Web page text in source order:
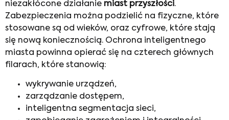
niezakłócone działanie miast przyszłości.
Zabezpieczenia można podzielić na fizyczne, które
stosowane są od wieków, oraz cyfrowe, które stają
się nową koniecznością. Ochrona inteligentnego
miasta powinna opierać się na czterech głównych
filarach, które stanowią:
wykrywanie urządzeń,
zarządzanie dostępem,
inteligentna segmentacja sieci,